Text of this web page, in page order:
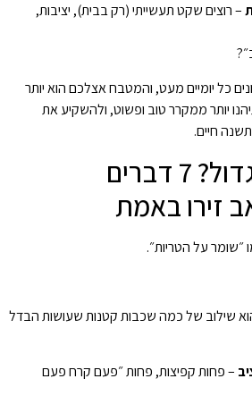
– רוצים שקט תעשייתי (רק בבית), יציבות,
כל יומיים מעט, והמטבח אצלכם הוא יותר
יותר ממקרר טוב ופשוט, ולהשקיע את
חיים.
מה הסיפור הגדול? 7 דברים
זירו באמת
על הטריות״.
הוא שילוב של כמה שכבות קטנות שעושות הבדל
– פחות קפיצות, פחות ״פעם קרח פעם